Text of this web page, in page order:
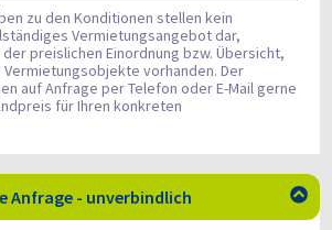
zu den Konditionen stellen kein
Vermietungsangebot dar,
preislichen Einordnung bzw. Übersicht,
vorhanden. Der
auf Anfrage per Telefon oder E-Mail gerne
für Ihren konkreten
Anfrage - unverbindlich 